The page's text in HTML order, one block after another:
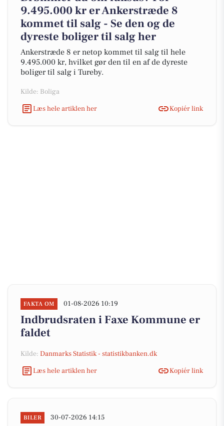
9.495.000 kr er Ankerstræde 8
kommet til salg - Se den og de
dyreste boliger til salg her
Ankerstræde 8 er netop kommet til salg til hele
9.495.000 kr, hvilket gør den til en af de dyreste
boliger til salg i Tureby.
Kilde: Boliga
Læs hele artiklen her
Kopiér link
FAKTA OM 01-08-2026 10:19
Indbrudsraten i Faxe Kommune er
faldet
Kilde: Danmarks Statistik - statistikbanken.dk
Læs hele artiklen her
Kopiér link
BILER 30-07-2026 14:15